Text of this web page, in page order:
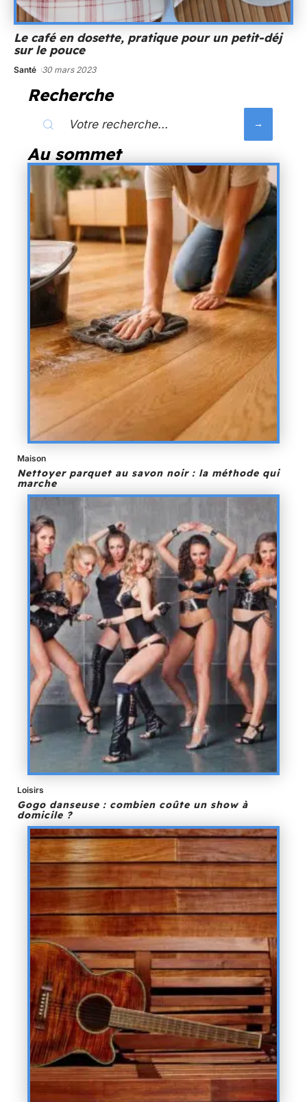
Le café en dosette, pratique pour un petit-déj
sur le pouce
Santé 30 mars 2023
Recherche
Au sommet
Maison
Nettoyer parquet au savon noir : la méthode qui
marche
Loisirs
Gogo danseuse : combien coûte un show à
domicile ?